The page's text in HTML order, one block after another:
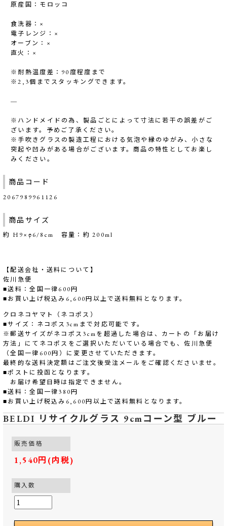
原産国：モロッコ
食洗器：×
電子レンジ：×
オーブン：×
直火：×
※耐熱温度差：90度程度まで
※2,3個までスタッキングできます。
―
※ハンドメイドの為、製品ごとによって寸法に若干の誤差がご
ざいます。予めご了承ください。
※手吹きグラスの製造工程における気泡や縁のゆがみ、小さな
突起や凹みがある場合がございます。商品の特性としてお楽し
みください。
商品コード
2067989961126
商品サイズ
約 H9×φ6/8cm 容量：約 200ml
【配送会社・送料について】
佐川急便
■送料：全国一律600円
■お買い上げ税込み6,600円以上で送料無料となります。
クロネコヤマト（ネコポス）
■サイズ：ネコポス3cmまで対応可能です。
※郵送サイズがネコポス3cmを超過した場合は、カートの「お届け
方法」にてネコポスをご選択いただいている場合でも、佐川急便
（全国一律600円）に変更させていただきます。
最終的な送料決定額はご注文後受注メールをご確認くださいませ。
■ポストに投函となります。
お届け希望日時は指定できません。
■送料：全国一律380円
■お買い上げ税込み6,600円以上で送料無料となります。
BELDI リサイクルグラス 9cmコーン型 ブルー
販売価格
1,540円(内税)
購入数